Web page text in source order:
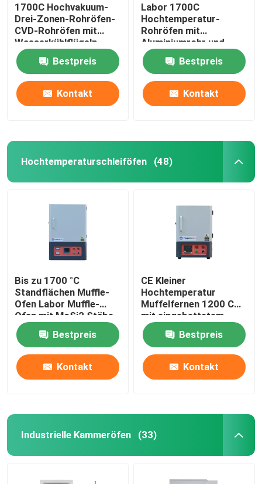
1700C Hochvakuum-
Drei-Zonen-Rohröfen-
CVD-Rohröfen mit
Wasserkühlflügeln
Bestpreis
Kontakt
Labor 1700C
Hochtemperatur-
Rohröfen mit
Aluminiumrohr und
Dichtungsflansche
Bestpreis
Kontakt
Hochtemperaturschleiföfen (48)
Bis zu 1700 °C
Standflächen Muffle-
Ofen Labor Muffle-
Ofen mit MoSi2 Stäbe
Bestpreis
Kontakt
CE Kleiner
Hochtemperatur
Muffelfernen 1200 C
mit eingebettetem
Heizdraht
Bestpreis
Kontakt
Industrielle Kammeröfen (33)